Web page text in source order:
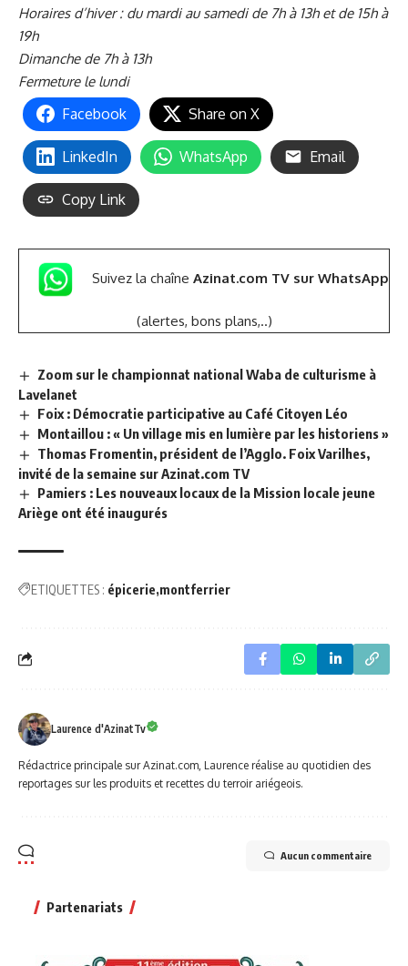
Horaires d’hiver : du mardi au samedi de 7h à 13h et de 15h à
19h
Dimanche de 7h à 13h
Fermeture le lundi
Facebook Share on X
LinkedIn WhatsApp Email
Copy Link
Suivez la chaîne Azinat.com TV sur WhatsApp
(alertes, bons plans,..)
Zoom sur le championnat national Waba de culturisme à
Lavelanet
Foix : Démocratie participative au Café Citoyen Léo
Montaillou : « Un village mis en lumière par les historiens »
Thomas Fromentin, président de l’Agglo. Foix Varilhes,
invité de la semaine sur Azinat.com TV
Pamiers : Les nouveaux locaux de la Mission locale jeune
Ariège ont été inaugurés
ETIQUETTES : épicerie montferrier
Laurence d'AzinatTv
Rédactrice principale sur Azinat.com, Laurence réalise au quotidien des
reportages sur les produits et recettes du terroir ariégeois.
Aucun commentaire
Partenariats